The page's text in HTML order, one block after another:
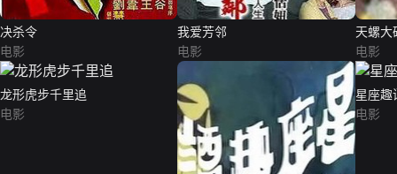
决杀令
电影
我爱芳邻
电影
天螺大
电影
龙形虎步千里追
电影
星座趣
电影